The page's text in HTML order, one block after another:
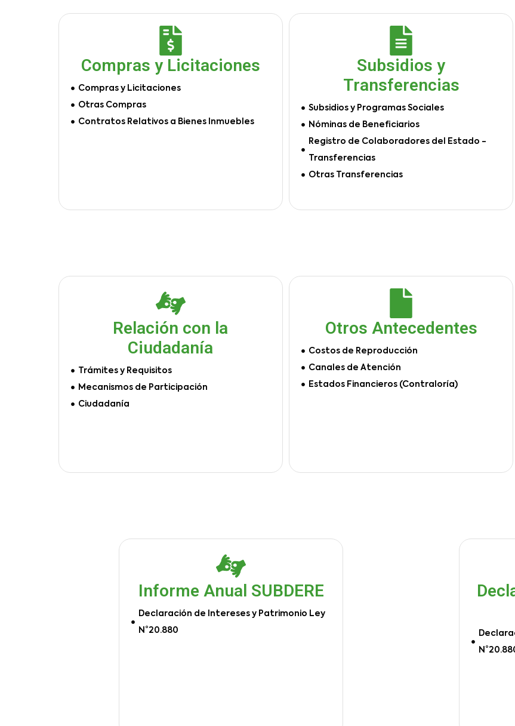
Compras y Licitaciones
Compras y Licitaciones
Otras Compras
Contratos Relativos a Bienes Inmuebles
Subsidios y
Transferencias
Subsidios y Programas Sociales
Nóminas de Beneficiarios
Registro de Colaboradores del Estado -
Transferencias
Otras Transferencias
Relación con la
Ciudadanía
Trámites y Requisitos
Mecanismos de Participación
Ciudadanía
Otros Antecedentes
Costos de Reproducción
Canales de Atención
Estados Financieros (Contraloría)
Informe Anual SUBDERE
Declaración de Intereses y Patrimonio Ley
N°20.880